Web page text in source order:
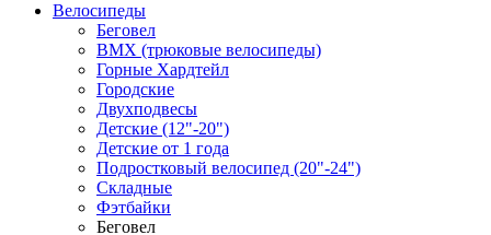
Велосипеды
Беговел
ВМХ (трюковые велосипеды)
Горные Хардтейл
Городские
Двухподвесы
Детские (12"-20")
Детские от 1 года
Подростковый велосипед (20"-24")
Складные
Фэтбайки
Беговел